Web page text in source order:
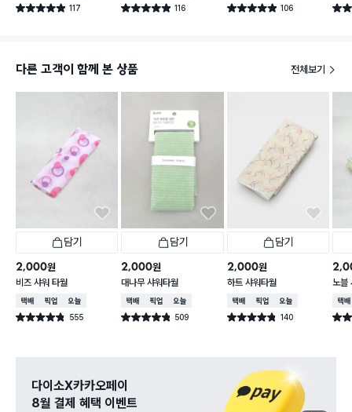
별점 4.9점 117
건 작성 별점 4.9점 116
건 작성 별점 4.9점 106
건 작성 별점
다른 고객이 함께 본 상품 전체보기
담기
2,000원
비즈 샤워 타월
택배배송매장픽업오늘배송
별점 4.8점 555
건 작성
담기
2,000원
대나무 샤워타월
택배배송매장픽업오늘배송
별점 4.8점 509
건 작성
담기
2,000원
하트 샤워타월
택배배송매장픽업오늘배송
별점 4.8점 140
건 작성
노블
택배
별점
다이소X카카오페이
8월 결제 혜택 이벤트